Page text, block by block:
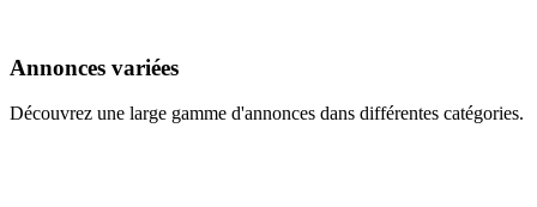
Annonces variées
Découvrez une large gamme d'annonces dans différentes catégories.